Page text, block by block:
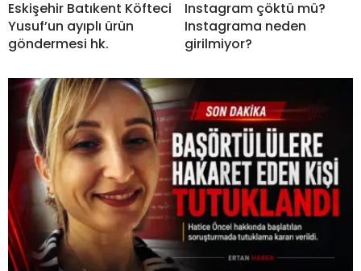
Eskişehir Batıkent Köfteci
Yusuf’un ayıplı ürün
göndermesi hk.
Instagram çöktü mü?
Instagrama neden
girilmiyor?